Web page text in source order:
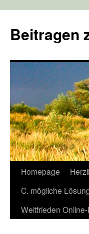
springen
Beitragen
Homepage
C. mögliche
Weltfrieden